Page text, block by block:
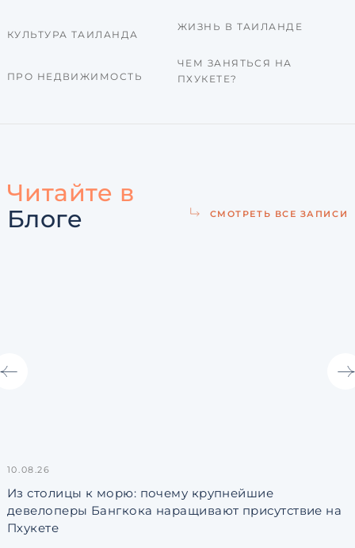
КУЛЬТУРА ТАИЛАНДА
ПРО НЕДВИЖИМОСТЬ
ЖИЗНЬ В ТАИЛАНДЕ
ЧЕМ ЗАНЯТЬСЯ НА
ПХУКЕТЕ?
Читайте в
Блоге
СМОТРЕТЬ ВСЕ ЗАПИСИ
10.08.26
Из столицы к морю: почему крупнейшие
девелоперы Бангкока наращивают присутствие на
Пхукете